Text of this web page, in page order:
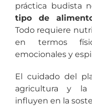
práctica budista
tipo de
Todo requiere
en termos
emocionales y
El cuidado del
agricultura y la
influyen en la